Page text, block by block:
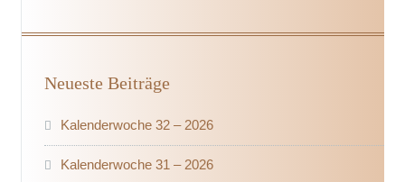
Neueste Beiträge
Kalenderwoche 32 – 2026
Kalenderwoche 31 – 2026